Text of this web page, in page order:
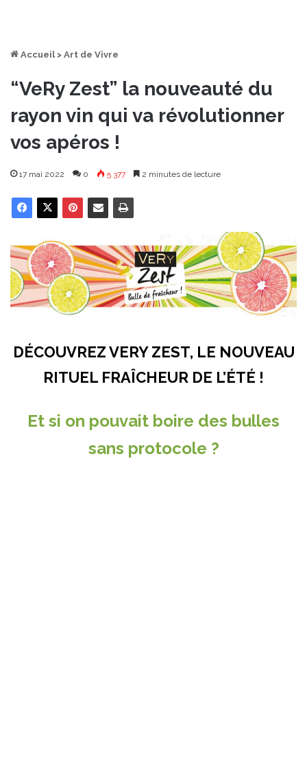
Accueil > Art de Vivre
“VeRy Zest” la nouveauté du
rayon vin qui va révolutionner
vos apéros !
17 mai 2022 0 5 377 2 minutes de lecture
DÉCOUVREZ VERY ZEST, LE NOUVEAU
RITUEL FRAÎCHEUR DE L’ÉTÉ !
Et si on pouvait boire des bulles
sans protocole ?